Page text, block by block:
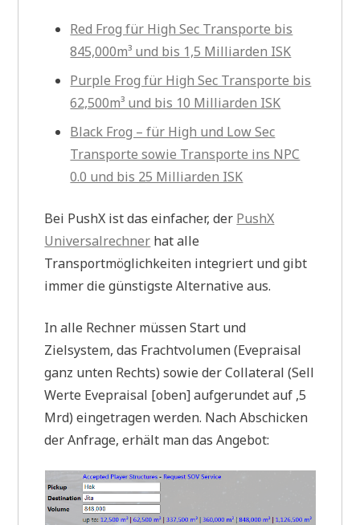
Red Frog für High Sec Transporte bis
845,000m³ und bis 1,5 Milliarden ISK
Purple Frog für High Sec Transporte bis
62,500m³ und bis 10 Milliarden ISK
Black Frog – für High und Low Sec
Transporte sowie Transporte ins NPC
0.0 und bis 25 Milliarden ISK
Bei PushX ist das einfacher, der PushX
Universalrechner hat alle
Transportmöglichkeiten integriert und gibt
immer die günstigste Alternative aus.
In alle Rechner müssen Start und
Zielsystem, das Frachtvolumen (Evepraisal
ganz unten Rechts) sowie der Collateral (Sell
Werte Evepraisal [oben] aufgerundet auf ,5
Mrd) eingetragen werden. Nach Abschicken
der Anfrage, erhält man das Angebot: